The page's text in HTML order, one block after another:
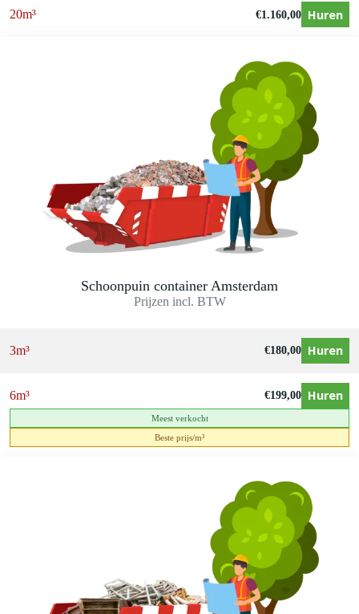
20m³ €1.160,00 Huren
Schoonpuin container Amsterdam
Prijzen incl. BTW
3m³ €180,00 Huren
6m³ €199,00 Huren
Meest verkocht
Beste prijs/m³